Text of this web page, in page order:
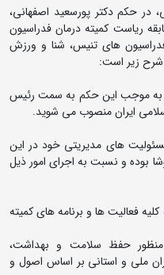
در حکم دکتر پورسعید اصفهانی،
ریاست کمیته درمان فدراسیون
های تنیس، شنا و ورزش
شرح زیر است:
به موجب این حکم به سمت رئیس
ایران منصوب می شوید.
های مدیریتی خود در این
بوده و نسبت به اجرای امور ذیل
فعالیت ها و برنامه های کمیته
منظور حفظ سلامت و بهداشت،
ملی و استانی بر اساس اصول و